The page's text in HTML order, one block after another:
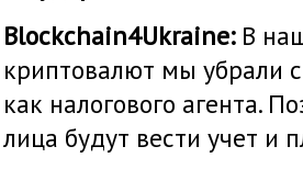
Blockchain4Ukraine:В
криптовалют мы убрали
как налогового агента.
лица будут вести учет и